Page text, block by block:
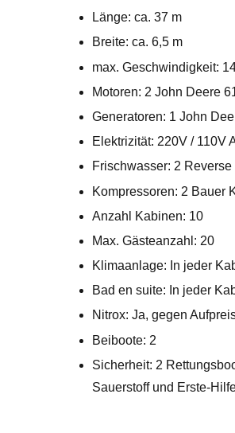
Länge: ca. 37 m
Breite: ca. 6,5 m
max. Geschwindigkeit:
Motoren: 2 John Deere
Generatoren: 1 John
Elektrizität: 220V / 110V
Frischwasser: 2
Kompressoren: 2 Bauer
Anzahl Kabinen: 10
Max. Gästeanzahl: 20
Klimaanlage: In jeder
Bad en suite: In jeder
Nitrox: Ja, gegen
Beiboote: 2
Sicherheit: 2
Sauerstoff und Erste-